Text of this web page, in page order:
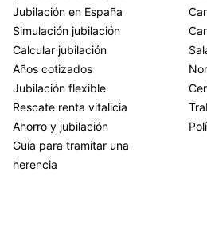
Jubilación en España
Simulación jubilación
Calcular jubilación
Años cotizados
Jubilación flexible
Rescate renta vitalicia
Ahorro y jubilación
Guía para tramitar una
herencia